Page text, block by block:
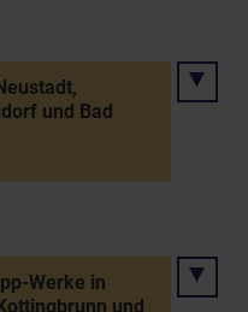
und Bad
Werke in
und